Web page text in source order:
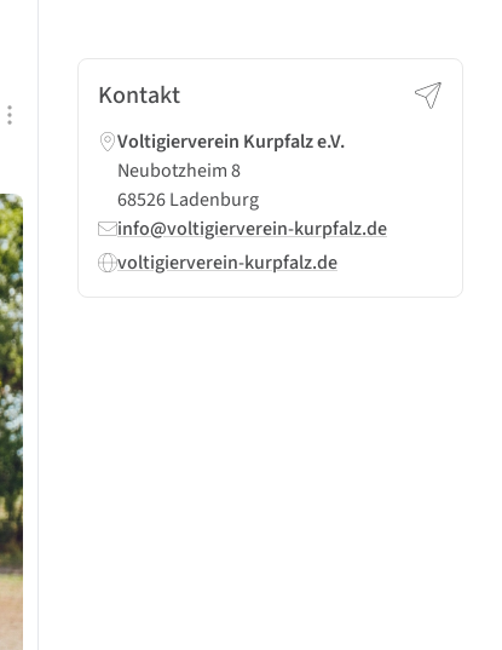
Kontakt
Voltigierverein Kurpfalz e.V.
Neubotzheim 8
68526 Ladenburg
info@voltigierverein-kurpfalz.de
voltigierverein-kurpfalz.de